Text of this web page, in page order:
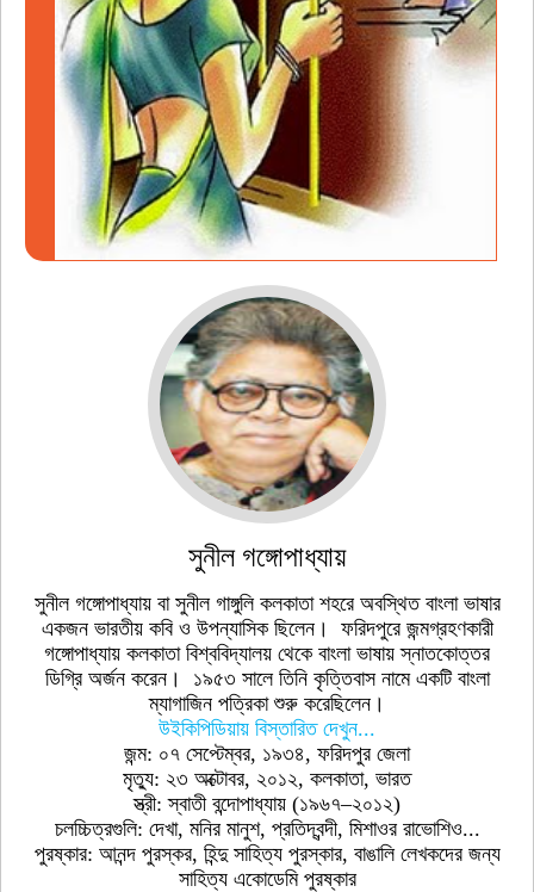
সুনীল গঙ্গোপাধ্যায়
সুনীল গঙ্গোপাধ্যায় বা সুনীল গাঙ্গুলি কলকাতা শহরে অবস্থিত বাংলা ভাষার
একজন ভারতীয় কবি ও উপন্যাসিক ছিলেন। ফরিদপুরে জন্মগ্রহণকারী
গঙ্গোপাধ্যায় কলকাতা বিশ্ববিদ্যালয় থেকে বাংলা ভাষায় স্নাতকোত্তর
ডিগ্রি অর্জন করেন। ১৯৫৩ সালে তিনি কৃত্তিবাস নামে একটি বাংলা
ম্যাগাজিন পত্রিকা শুরু করেছিলেন।
উইকিপিডিয়ায় বিস্তারিত দেখুন...
জন্ম: ০৭ সেপ্টেম্বর, ১৯৩৪, ফরিদপুর জেলা
মৃত্যু: ২৩ অক্টোবর, ২০১২, কলকাতা, ভারত
স্ত্রী: স্বাতী বন্দোপাধ্যায় (১৯৬৭–২০১২)
চলচ্চিত্রগুলি: দেখা, মনির মানুশ, প্রতিদ্বন্দী, মিশাওর রাভোশিও...
পুরষ্কার: আনন্দ পুরস্কর, হিন্দু সাহিত্য পুরস্কার, বাঙালি লেখকদের জন্য
সাহিত্য একােডেমি পুরষ্কার